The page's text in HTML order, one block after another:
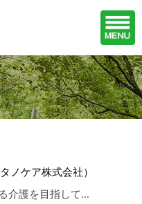
タノケア株式会社）
介護を目指して...